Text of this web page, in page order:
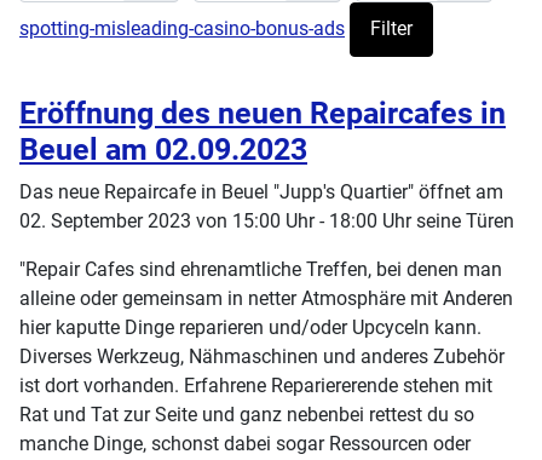
spotting-misleading-casino-bonus-ads Filter
Eröffnung des neuen Repaircafes in
Beuel am 02.09.2023
Das neue Repaircafe in Beuel "Jupp's Quartier" öffnet am
02. September 2023 von 15:00 Uhr - 18:00 Uhr seine Türen
"Repair Cafes sind ehrenamtliche Treffen, bei denen man
alleine oder gemeinsam in netter Atmosphäre mit Anderen
hier kaputte Dinge reparieren und/oder Upcyceln kann.
Diverses Werkzeug, Nähmaschinen und anderes Zubehör
ist dort vorhanden. Erfahrene Repariererende stehen mit
Rat und Tat zur Seite und ganz nebenbei rettest du so
manche Dinge, schonst dabei sogar Ressourcen oder